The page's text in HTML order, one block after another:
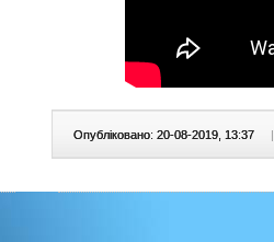
Опубліковано: 20-08-2019, 13:37 |